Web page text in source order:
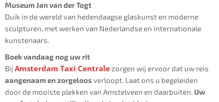
Museum Jan van der Togt
Duik in de wereld van hedendaagse glaskunst en moderne
sculpturen, met werken van Nederlandse en internationale
kunstenaars.
Boek vandaag nog uw rit
Bij Amsterdam Taxi Centralezorgen wij ervoor dat uw reis
aangenaam en zorgeloosverloopt. Laat ons u begeleiden
door de mooiste plekken van Amstelveen en daarbuiten. Uw